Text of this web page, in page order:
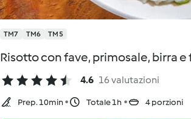
TM7 TM6 TM5
Risotto con fave, primosale, birra e
4.6 16 valutazioni
Prep. 10min Totale 1h 4 porzioni